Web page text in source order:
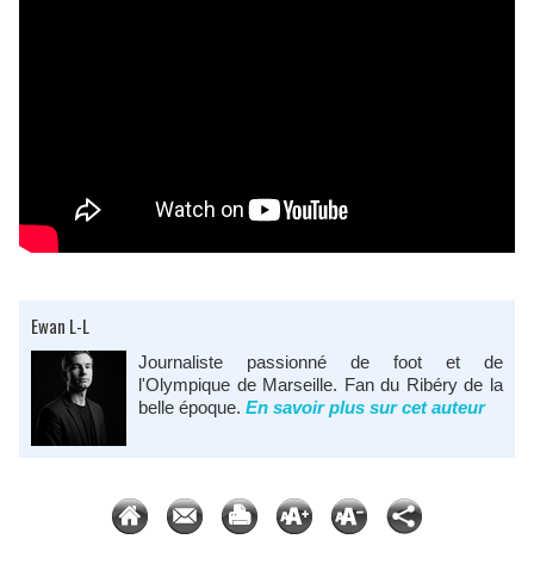
Ewan L-L
Journaliste passionné de foot et de
l'Olympique de Marseille. Fan du Ribéry de la
belle époque. En savoir plus sur cet auteur